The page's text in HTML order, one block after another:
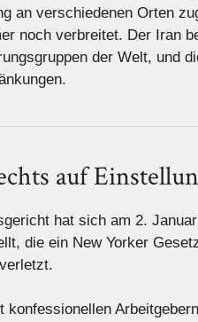
an verschiedenen Orten
noch verbreitet. Der Iran
der Welt, und
auf
hat sich am 2.
die ein New Yorker
konfessionellen